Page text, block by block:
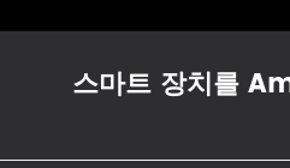
스마트 장치를